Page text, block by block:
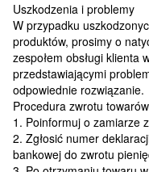
Uszkodzenia i problemy
W przypadku
produktów, prosimy o
zespołem obsługi klienta
przedstawiającymi
odpowiednie rozwiązanie.
Procedura zwrotu
1. Poinformuj o zamiarze
2. Zgłosić numer
bankowej do zwrotu